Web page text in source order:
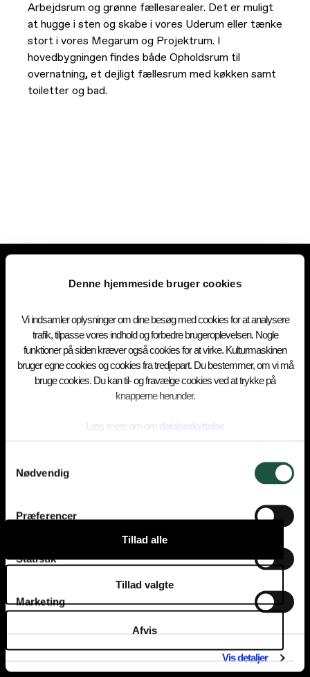
Denne hjemmeside bruger cookies
Vi indsamler oplysninger om dine besøg med cookies for at analysere
trafik, tilpasse vores indhold og forbedre brugeroplevelsen. Nogle
funktioner på siden kræver også cookies for at virke. Kulturmaskinen
bruger egne cookies og cookies fra tredjepart. Du bestemmer, om vi må
bruge cookies. Du kan til- og fravælge cookies ved at trykke på
knapperne herunder.
Læs mere om om databeskyttelse
Nødvendig
Præferencer
Statistik
Marketing
Vis detaljer
Tillad alle
Tillad valgte
Afvis
Faciliteter
Arbejdsrum og grønne fællesarealer. Det er muligt
at hugge i sten og skabe i vores Uderum eller tænke
stort i vores Megarum og Projektrum. I
hovedbygningen findes både Opholdsrum til
overnatning, et dejligt fællesrum med køkken samt
toiletter og bad.
Udlejning
Tilmeld nyhedsbrev